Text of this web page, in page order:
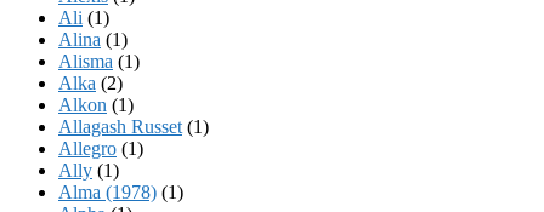
Ali (1)
Alina (1)
Alisma (1)
Alka (2)
Alkon (1)
Allagash Russet (1)
Allegro (1)
Ally (1)
Alma (1978) (1)